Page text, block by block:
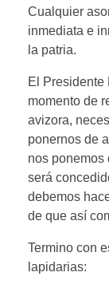
Cualquier
inmediata e
la patria.
El Presidente
momento de
avizora,
ponernos de
nos ponemos
será
debemos
de que así
Termino con
lapidarias: